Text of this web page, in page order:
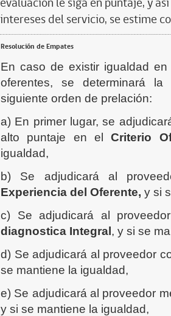
intereses del servicio, se estime
Resolución de Empates
En caso de existir igualdad
oferentes, se determinará
siguiente orden de prelación:
a) En primer lugar, se
alto puntaje en elCriterio
igualdad,
b) Se adjudicará al
Experiencia del Oferente, y si
c) Se adjudicará al
diagnostica Integral , y si se
d) Se adjudicará al proveedor
se mantiene la igualdad,
e) Se adjudicará al proveedor
y si se mantiene la igualdad,